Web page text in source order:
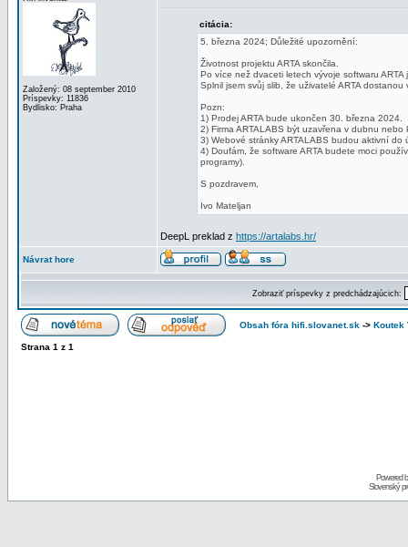
Založený: 08 september 2010
Príspevky: 11836
Bydlisko: Praha
citácia:
5. března 2024; Důležité upozornění:
Životnost projektu ARTA skončila.
Po více než dvaceti letech vývoje softwaru
Splnil jsem svůj slib, že uživatelé ARTA
Pozn:
1) Prodej ARTA bude ukončen 30. března 2024.
2) Firma ARTALABS být uzavřena v dubnu nebo
3) Webové stránky ARTALABS budou aktivní
4) Doufám, že software ARTA budete moci
programy).
S pozdravem,
Ivo Mateljan
DeepL preklad z https://artalabs.hr/
Návrat hore
Zobraziť príspevky z predchádzajúcich:
Obsah fóra hifi.slovanet.sk -> Koutek
Strana 1 z 1
Powered
Slovenský